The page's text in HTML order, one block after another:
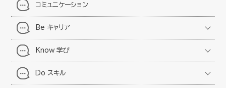
コミュニケーション
Be キャリア
Know 学び
Do スキル